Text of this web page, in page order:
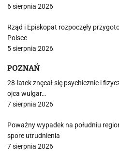
6 sierpnia 2026
Rząd i Episkopat rozpoczęły
Polsce
5 sierpnia 2026
POZNAŃ
28-latek znęcał się psychicznie i
ojca wulgar…
7 sierpnia 2026
Poważny wypadek na południu
spore utrudnienia
7 sierpnia 2026